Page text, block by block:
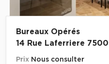
Bureaux Opérés
14 Rue Laferriere
Prix Nous consulter